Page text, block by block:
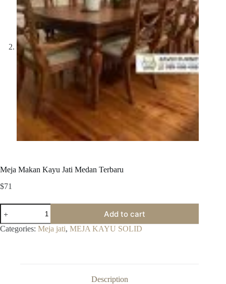
Meja Makan Kayu Jati Medan Terbaru
$71
Meja
Makan
Kayu
Jati
Add to cart
Categories: Meja jati, MEJA KAYU SOLID
Description